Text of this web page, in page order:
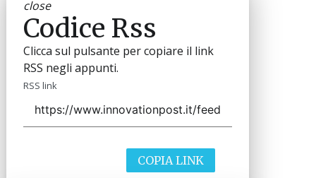
close
Codice Rss
Clicca sul pulsante per copiare il link
RSS negli appunti.
RSS link
COPIA LINK